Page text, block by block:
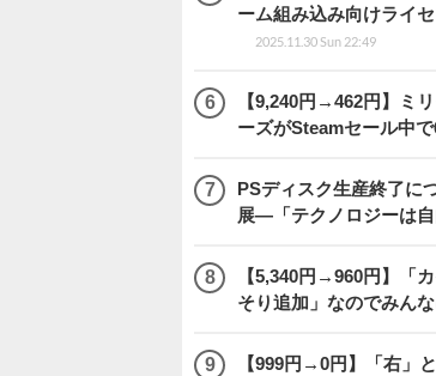
ーム組み込み向けライ
2025.11.30 Sun 22:49
【9,240円→462円】ミ
ーズがSteamセール中
PSディスク生産終了に
展―「テクノロジーは自
【5,340円→960円】「
そり追加」なのでみん
【999円→0円】「右」